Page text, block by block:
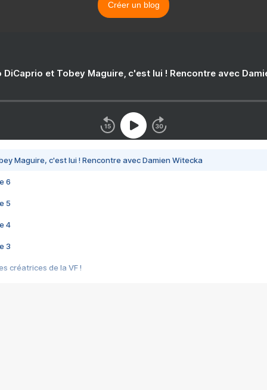
Créer un blog
DiCaprio et Tobey Maguire, c'est lui ! Rencontre avec
Maguire, c'est lui ! Rencontre avec Damien Witecka
6
5
4
3
créatrices de la VF !